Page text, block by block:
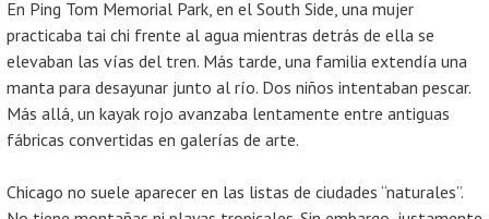
En Ping Tom Memorial Park, en el South Side, una mujer
practicaba tai chi frente al agua mientras detrás de ella se
elevaban las vías del tren. Más tarde, una familia extendía una
manta para desayunar junto al río. Dos niños intentaban pescar.
Más allá, un kayak rojo avanzaba lentamente entre antiguas
fábricas convertidas en galerías de arte.
Chicago no suele aparecer en las listas de ciudades “naturales”.